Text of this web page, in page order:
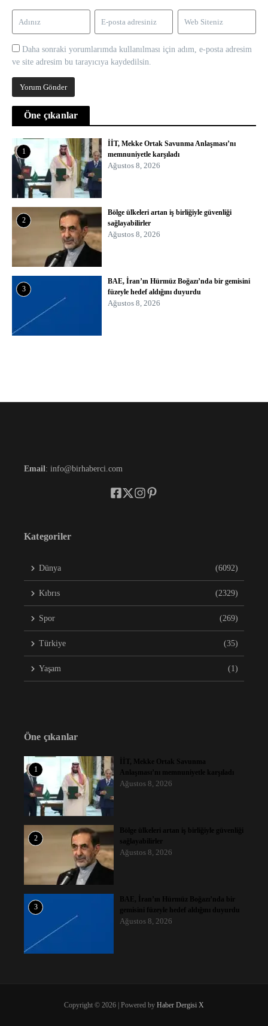
Daha sonraki yorumlarımda kullanılması için adım, e-posta adresim
ve site adresim bu tarayıcıya kaydedilsin.
Öne çıkanlar
1
İİT, Mekke Ortak Savunma Anlaşması’nı
memnuniyetle karşıladı
Ağustos 8, 2026
2
Bölge ülkeleri artan iş birliğiyle güvenliği
sağlayabilirler
Ağustos 8, 2026
3
BAE, İran’ın Hürmüz Boğazı’nda bir gemisini
füzeyle hedef aldığını duyurdu
Ağustos 8, 2026
Email: info@birhaberci.com
Kategoriler
Dünya (6092)
Kıbrıs (2329)
Spor (269)
Türkiye (35)
Yaşam (1)
Öne çıkanlar
1
İİT, Mekke Ortak Savunma
Anlaşması’nı memnuniyetle karşıladı
Ağustos 8, 2026
2
Bölge ülkeleri artan iş birliğiyle güvenliği
sağlayabilirler
Ağustos 8, 2026
3
BAE, İran’ın Hürmüz Boğazı’nda bir
gemisini füzeyle hedef aldığını duyurdu
Ağustos 8, 2026
Copyright © 2026 | Powered by Haber Dergisi X